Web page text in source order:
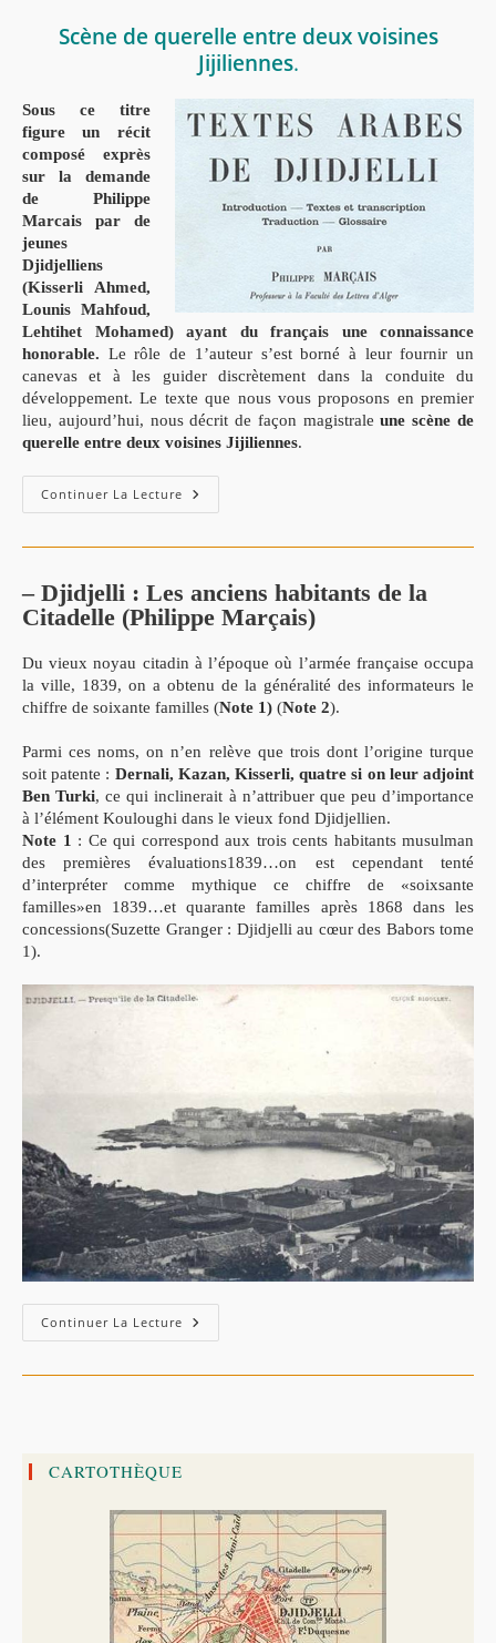
Scène de querelle entre deux voisines
Jijiliennes.
Sous ce titre
figure un récit
composé exprès
sur la demande
de Philippe
Marcais par de
jeunes
Djidjelliens
(Kisserli Ahmed,
Lounis Mahfoud,
Lehtihet Mohamed) ayant du français une connaissance
honorable. Le rôle de 1’auteur s’est borné à leur fournir un
canevas et à les guider discrètement dans la conduite du
développement. Le texte que nous vous proposons en premier
lieu, aujourd’hui, nous décrit de façon magistraleune scène de
querelle entre deux voisines Jijiliennes.
Continuer La Lecture Scène
De
Textes
Arabes
De
Djidjelli
Philippe
Marcais
– Djidjelli : Les anciens habitants de la
Citadelle (Philippe Marçais)
Du vieux noyau citadin à l’époque où l’armée française occupa
la ville, 1839, on a obtenu de la généralité des informateurs le
chiffre de soixante familles (Note 1) (Note 2).
Parmi ces noms, on n’en relève que trois dont l’origine turque
soit patente : Dernali, Kazan, Kisserli, quatre si on leur adjoint
Ben Turki, ce qui inclinerait à n’attribuer que peu d’importance
à l’élément Kouloughi dans le vieux fond Djidjellien.
Note 1 : Ce qui correspond aux trois cents habitants musulman
des premières évaluations1839…on est cependant tenté
d’interpréter comme mythique ce chiffre de «soixsante
familles»en 1839…et quarante familles après 1868 dans les
concessions(Suzette Granger : Djidjelli au cœur des Babors tome
1).
Continuer La Lecture
Djidjelli
CARTOTHÈQUE